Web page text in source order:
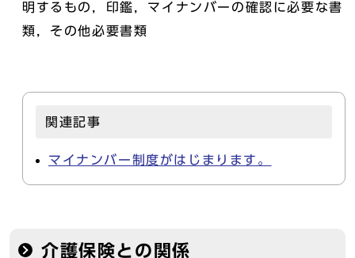
明するもの，印鑑，マイナンバーの確認に必要な書
類，その他必要書類
関連記事
マイナンバー制度がはじまります。
介護保険との関係